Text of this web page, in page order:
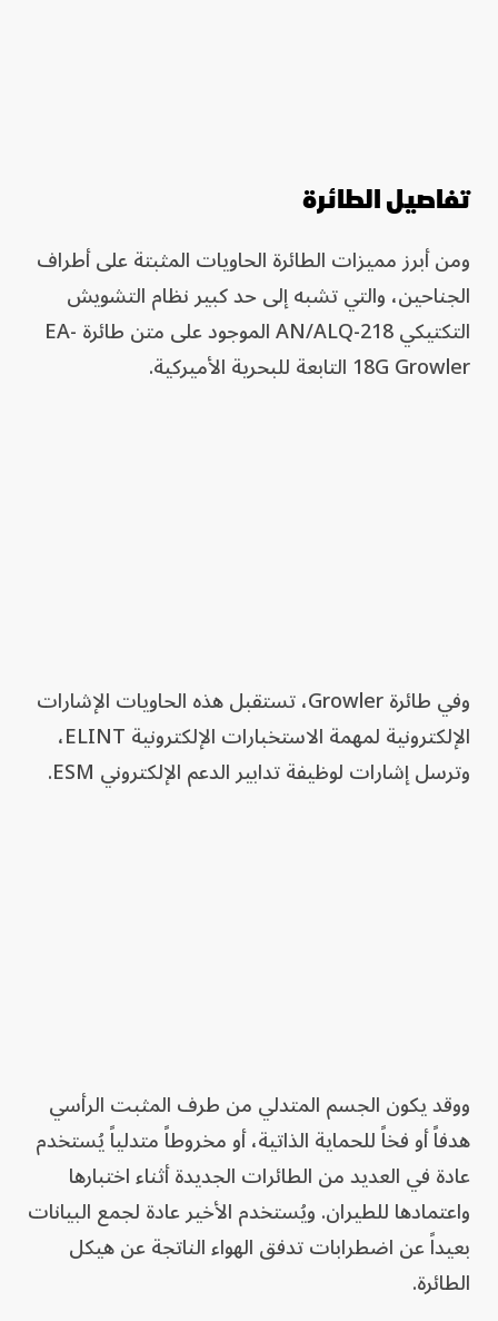
تفاصيل الطائرة
ومن أبرز مميزات الطائرة الحاويات المثبتة على أطراف
الجناحين، والتي تشبه إلى حد كبير نظام التشويش
التكتيكي AN/ALQ-218 الموجود على متن طائرة EA-
18G Growler التابعة للبحرية الأميركية.
وفي طائرة Growler، تستقبل هذه الحاويات الإشارات
الإلكترونية لمهمة الاستخبارات الإلكترونية ELINT،
وترسل إشارات لوظيفة تدابير الدعم الإلكتروني ESM.
ووقد يكون الجسم المتدلي من طرف المثبت الرأسي
هدفاً أو فخاً للحماية الذاتية، أو مخروطاً متدلياً يُستخدم
عادة في العديد من الطائرات الجديدة أثناء اختبارها
واعتمادها للطيران. ويُستخدم الأخير عادة لجمع البيانات
بعيداً عن اضطرابات تدفق الهواء الناتجة عن هيكل
الطائرة.